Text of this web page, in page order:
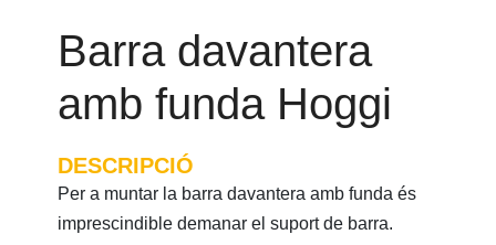
Barra davantera
amb funda Hoggi
DESCRIPCIÓ
Per a muntar la barra davantera amb funda és
imprescindible demanar el suport de barra.